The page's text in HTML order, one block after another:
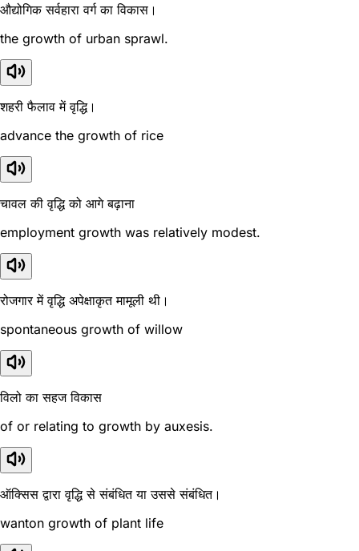
औद्योगिक सर्वहारा वर्ग का विकास।
the growth of urban sprawl.
शहरी फैलाव में वृद्धि।
advance the growth of rice
चावल की वृद्धि को आगे बढ़ाना
employment growth was relatively modest.
रोजगार में वृद्धि अपेक्षाकृत मामूली थी।
spontaneous growth of willow
विलो का सहज विकास
of or relating to growth by auxesis.
ऑक्सिस द्वारा वृद्धि से संबंधित या उससे संबंधित।
wanton growth of plant life